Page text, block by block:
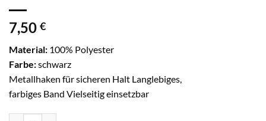
7,50 €
Material: 100% Polyester
Farbe:schwarz
Metallhaken für sicheren Halt Langlebiges,
farbiges Band Vielseitig einsetzbar